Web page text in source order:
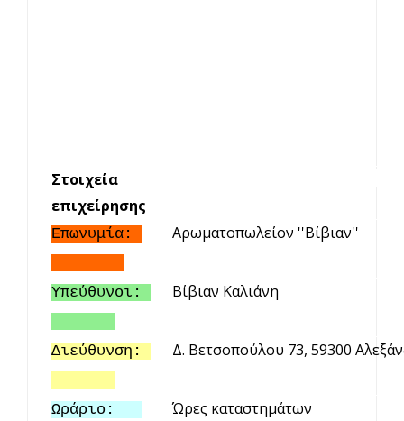
Στοιχεία
επιχείρησης
Επωνυμία : Αρωματοπωλείον ''Βίβιαν''
Υπεύθυνοι: Βίβιαν Καλιάνη
Διεύθυνση: Δ. Βετσοπούλου 73, 59300
Ωράριο: Ώρες καταστημάτων